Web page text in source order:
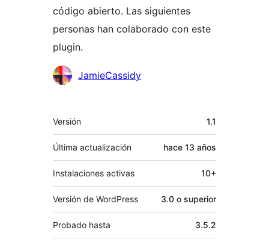
código abierto. Las siguientes
personas han colaborado con este
plugin.
Colaboradores
JamieCassidy
Meta
Versión 1.1
Última actualización hace 13 años
Instalaciones activas 10+
Versión de WordPress 3.0 o superior
Probado hasta 3.5.2